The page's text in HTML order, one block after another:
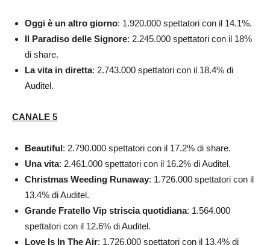
Oggi è un altro giorno: 1.920.000 spettatori con il 14.1%.
Il Paradiso delle Signore: 2.245.000 spettatori con il 18%
di share.
La vita in diretta: 2.743.000 spettatori con il 18.4% di
Auditel.
CANALE 5
Beautiful: 2.790.000 spettatori con il 17.2% di share.
Una vita: 2.461.000 spettatori con il 16.2% di Auditel.
Christmas Weeding Runaway: 1.726.000 spettatori con il
13.4% di Auditel.
Grande Fratello Vip striscia quotidiana: 1.564.000
spettatori con il 12.6% di Auditel.
Love Is In The Air: 1.726.000 spettatori con il 13.4% di